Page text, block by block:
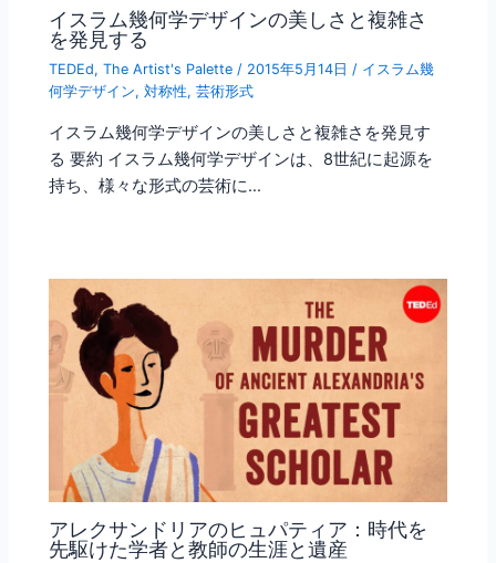
イスラム幾何学デザインの美しさと複雑さ
を発見する
TEDEd,The Artist's Palette / 2015年5月14日/ イスラム幾
何学デザイン,対称性,芸術形式
イスラム幾何学デザインの美しさと複雑さを発見す
る 要約 イスラム幾何学デザインは、8世紀に起源を
持ち、様々な形式の芸術に…
アレクサンドリアのヒュパティア：時代を
先駆けた学者と教師の生涯と遺産